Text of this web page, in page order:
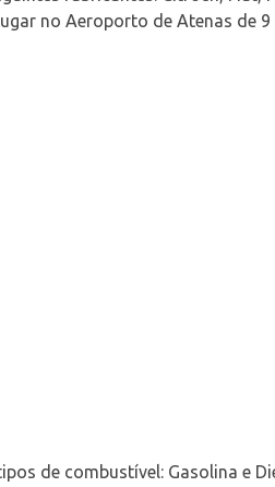
no Aeroporto de Atenas de
de combustível: Gasolina e